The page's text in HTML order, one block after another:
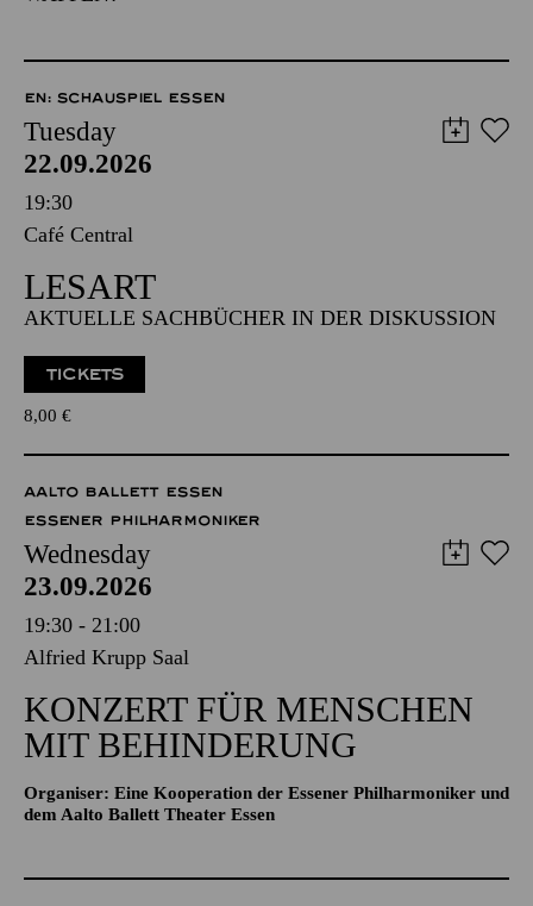
EN: SCHAUSPIEL ESSEN
Tuesday
22.09.2026
19:30
Café Central
LESART
AKTUELLE SACHBÜCHER IN DER DISKUSSION
TICKETS
8,00 €
AALTO BALLETT ESSEN
ESSENER PHILHARMONIKER
Wednesday
23.09.2026
19:30 - 21:00
Alfried Krupp Saal
KONZERT FÜR MENSCHEN
MIT BEHINDERUNG
Organiser: Eine Kooperation der Essener Philharmoniker und
dem Aalto Ballett Theater Essen